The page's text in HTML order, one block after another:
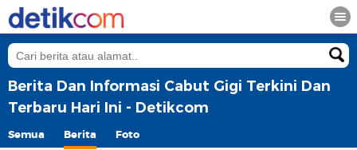
Berita Dan Informasi Cabut Gigi Terkini Dan
Terbaru Hari Ini - Detikcom
Semua Berita Foto